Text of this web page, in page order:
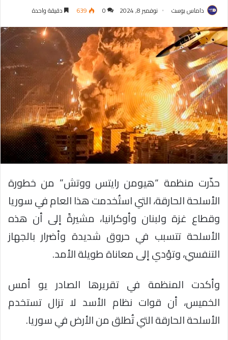
داماس بوست نوفمبر 8, 2024 0
639 دقيقة واحدة
حذّرت منظمة “هيومن رايتس ووتش” من خطورة
الأسلحة الحارقة، التي استُخدمت هذا العام في سوريا
وقطاع غزة ولبنان وأوكرانيا، مشيرةً إلى أن هذه
الأسلحة تتسبب في حروق شديدة وأضرار بالجهاز
التنفسي، وتؤدي إلى معاناة طويلة الأمد.
وأكدت المنظمة في تقريرها الصادر يو أمس
الخميس، أن قوات نظام الأسد لا تزال تستخدم
الأسلحة الحارقة التي تُطلق من الأرض في سوريا.